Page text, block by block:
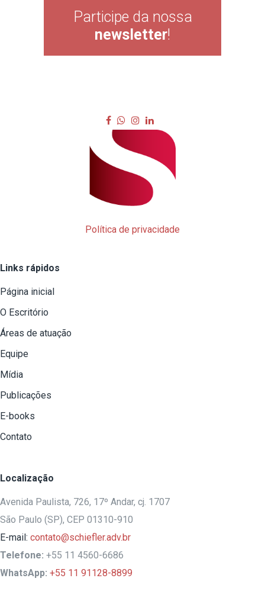
Participe da nossa
newsletter!
Política de privacidade
Links rápidos
Página inicial
O Escritório
Áreas de atuação
Equipe
Mídia
Publicações
E-books
Contato
Localização
Avenida Paulista, 726, 17º Andar, cj. 1707
São Paulo (SP), CEP 01310-910
E-mail: contato@schiefler.adv.br
Telefone: +55 11 4560-6686
WhatsApp: +55 11 91128-8899